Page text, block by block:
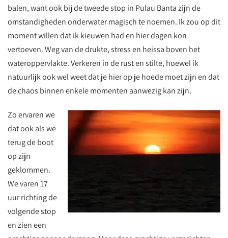
balen, want ook bij de tweede stop in Pulau Banta zijn de
omstandigheden onderwater magisch te noemen. Ik zou op dit
moment willen dat ik kieuwen had en hier dagen kon
vertoeven. Weg van de drukte, stress en heissa boven het
wateroppervlakte. Verkeren in de rust en stilte, hoewel ik
natuurlijk ook wel weet dat je hier op je hoede moet zijn en dat
de chaos binnen enkele momenten aanwezig kan zijn.
Zo ervaren we
dat ook als we
terug de boot
op zijn
geklommen.
We varen 17
uur richting de
volgende stop
en zien een